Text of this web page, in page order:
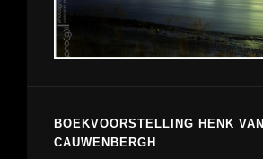
BOEKVOORSTELLING HENK VAN
CAUWENBERGH